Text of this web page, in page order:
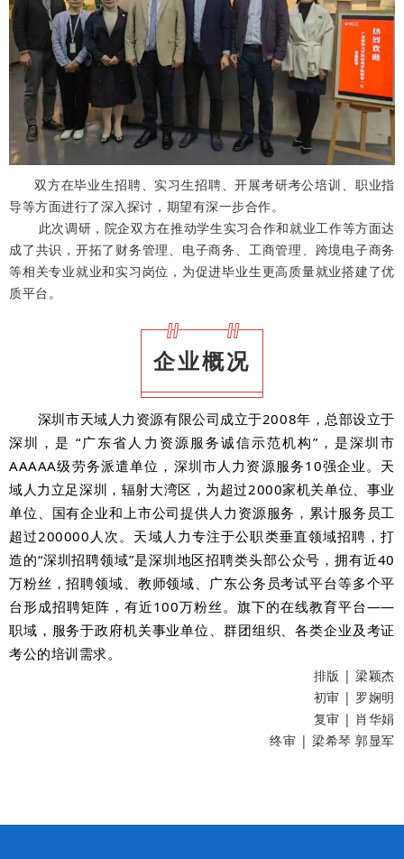
双方在毕业生招聘、实习生招聘、开展考研考公培训、职业指
导等方面进行了深入探讨，期望有深一步合作。
此次调研，院企双方在推动学生实习合作和就业工作等方面达
成了共识，开拓了财务管理、电子商务、工商管理、跨境电子商务
等相关专业就业和实习岗位，为促进毕业生更高质量就业搭建了优
质平台。
企业概况
深圳市天域人力资源有限公司成立于2008年，总部设立于
深圳，是 “广东省人力资源服务诚信示范机构”，是深圳市
AAAAA级劳务派遣单位，深圳市人力资源服务10强企业。天
域人力立足深圳，辐射大湾区，为超过2000家机关单位、事业
单位、国有企业和上市公司提供人力资源服务，累计服务员工
超过200000人次。天域人力专注于公职类垂直领域招聘，打
造的“深圳招聘领域”是深圳地区招聘类头部公众号，拥有近40
万粉丝，招聘领域、教师领域、广东公务员考试平台等多个平
台形成招聘矩阵，有近100万粉丝。旗下的在线教育平台——
职域，服务于政府机关事业单位、群团组织、各类企业及考证
考公的培训需求。
排版 | 梁颖杰
初审 | 罗娴明
复审 | 肖华娟
终审 | 梁希琴 郭显军